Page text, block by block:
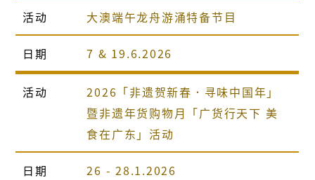
活动 大澳端午龙舟游涌特备节目
日期 7 & 19.6.2026
活动
2026「非遗贺新春．寻味中国年」
暨非遗年货购物月「广货行天下 美
食在广东」活动
日期 26 - 28.1.2026